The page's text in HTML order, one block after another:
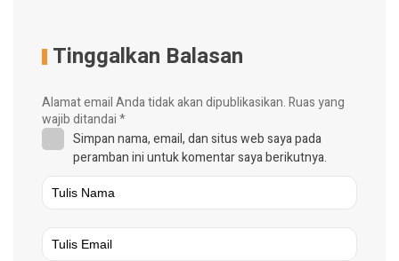
Tinggalkan Balasan
Alamat email Anda tidak akan dipublikasikan.Ruas yang
wajib ditandai*
Simpan nama, email, dan situs web saya pada
peramban ini untuk komentar saya berikutnya.